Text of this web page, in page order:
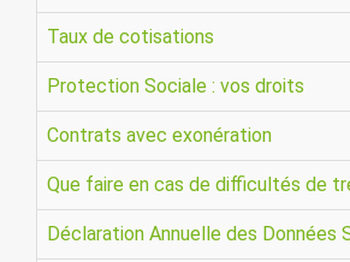
Taux de cotisations
Protection Sociale : vos droits
Contrats avec exonération
Que faire en cas de difficultés de
Déclaration Annuelle des Données